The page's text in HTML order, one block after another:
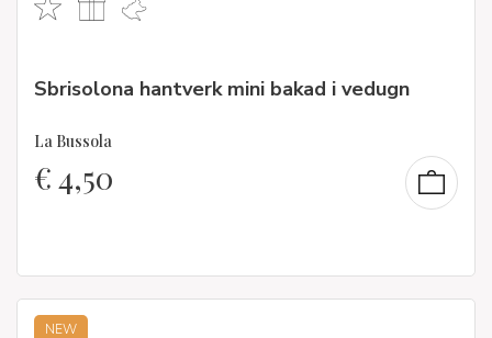
Sbrisolona hantverk mini bakad i vedugn
La Bussola
€4,50
NEW